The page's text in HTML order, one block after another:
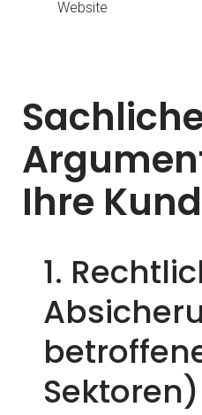
Website
Ihre
1.
Sektoren)